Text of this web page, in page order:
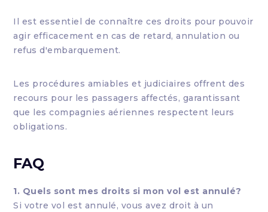
Il est essentiel de connaître ces droits pour pouvoir
agir efficacement en cas de retard, annulation ou
refus d'embarquement.
Les procédures amiables et judiciaires offrent des
recours pour les passagers affectés, garantissant
que les compagnies aériennes respectent leurs
obligations.
FAQ
1. Quels sont mes droits si mon vol est annulé?
Si votre vol est annulé, vous avez droit à un